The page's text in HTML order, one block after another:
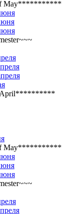
May***********
May***********